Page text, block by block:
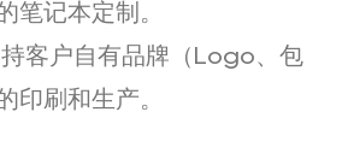
笔记本定制。
客户自有品牌（Logo、包
印刷和生产。